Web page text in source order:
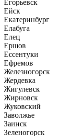
Егорьевск
Ейск
Екатеринбург
Елабуга
Елец
Ершов
Ессентуки
Ефремов
Железногорск
Жердевка
Жигулевск
Жирновск
Жуковский
Заволжье
Заинск
Зеленогорск